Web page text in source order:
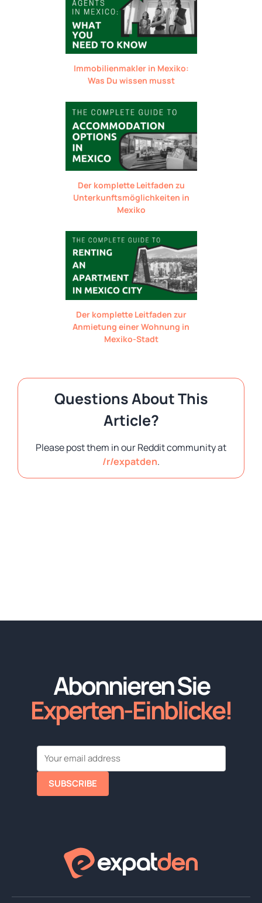
Immobilienmakler in Mexiko:
Was Du wissen musst
Der komplette Leitfaden zu
Unterkunftsmöglichkeiten in
Mexiko
Der komplette Leitfaden zur
Anmietung einer Wohnung in
Mexiko-Stadt
Questions About This
Article?
Please post them in our Reddit community at
/r/expatden.
Abonnieren Sie
Experten-Einblicke!
SUBSCRIBE